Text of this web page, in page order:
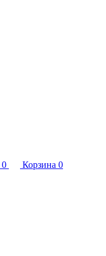
0 Корзина 0